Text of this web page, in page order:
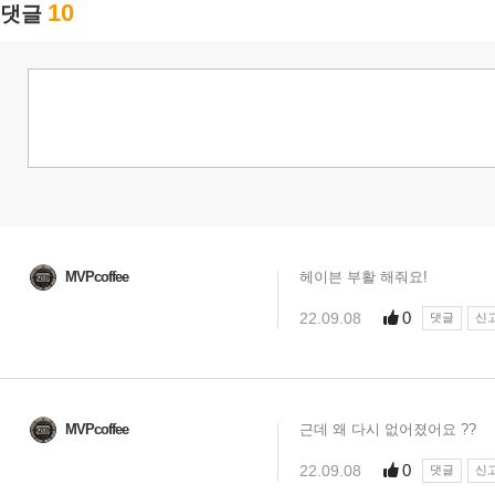
댓글 10
MVPcoffee 헤이븐 부활 해줘요!
22.09.08 0 댓글 신
MVPcoffee 근데 왜 다시 없어졌어요 ??
22.09.08 0 댓글 신